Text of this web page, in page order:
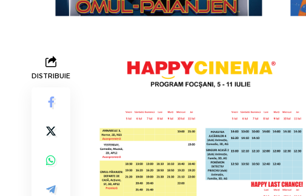
DISTRIBUIE